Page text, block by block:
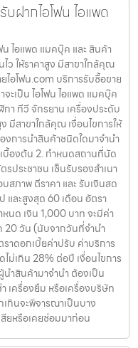
ฝากไอโฟน ไอแพด
ไอแพด แมคบุ๊ค และ สินค้า
ไว ให้ราคาสูง มีสาขาใกล้คุณ
ไอโฟน.com บริการรับซื้อขาย
ะเป็น ไอโฟน ไอแพด แมคบุ๊ค
า ทีวี จักรยาน เครื่องประดับ
ง มีสาขาใกล้คุณ เงื่อนไขการให้
งการนำสินค้าชนิดใดมาจำนำ
เบื้องต้น 2. กำหนดสถานที่นัด
ประชาชน เซ็นรับรองสำเนา
สภาพ ตีราคา และ รับเงินสด
และสูงสุด 60 เดือน อัตรา
นด เงิน 1,000 บาท จะมีค่า
20 วัน (นับจากวันที่จำนำ
าดอกเบี้ยค่าปรับ ค่าบริการ
ม่เกิน 28% ต่อปี เงื่อนไขการ
นำสินค้ามาจำนำ ต้องเป็น
า เครื่องยืม หรือเครื่องบริษัท
เกินจะพิจารณาเป็นบาง
ยหรือเคยซ่อมมาก่อน